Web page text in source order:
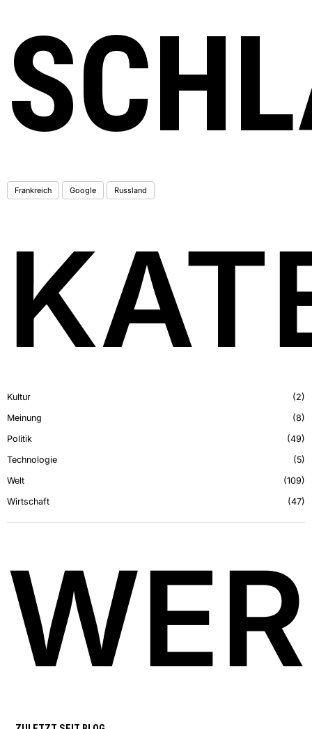
Frankreich Google Russland
Kultur
2
Meinung
8
Politik
49
Technologie
5
Welt
109
Wirtschaft
47